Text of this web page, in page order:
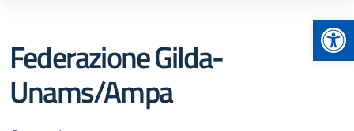
Federazione Gilda-
Unams/Ampa